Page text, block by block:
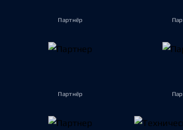
Партнёр
Партнёр